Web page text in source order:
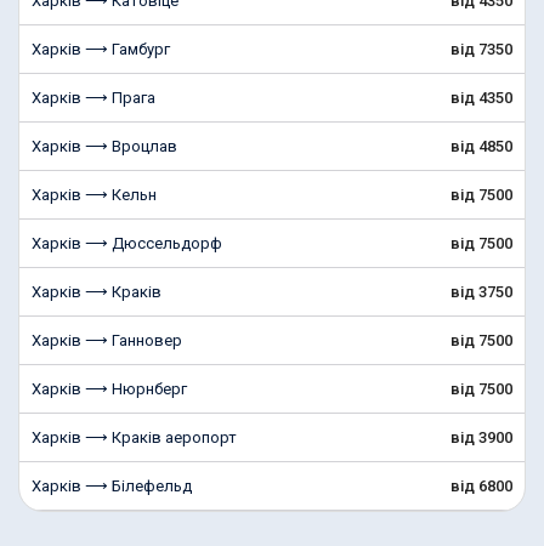
Харків ⟶ Гамбург від 7350
Харків ⟶ Прага від 4350
Харків ⟶ Вроцлав від 4850
Харків ⟶ Кельн від 7500
Харків ⟶ Дюссельдорф від 7500
Харків ⟶ Краків від 3750
Харків ⟶ Ганновер від 7500
Харків ⟶ Нюрнберг від 7500
Харків ⟶ Краків аеропорт від 3900
Харків ⟶ Білефельд від 6800